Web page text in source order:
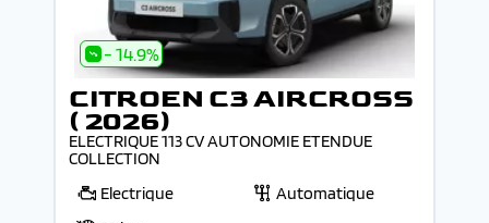
- 14.9%
CITROEN C3 AIRCROSS
( 2026)
ELECTRIQUE 113 CV AUTONOMIE ETENDUE
COLLECTION
Electrique
Automatique